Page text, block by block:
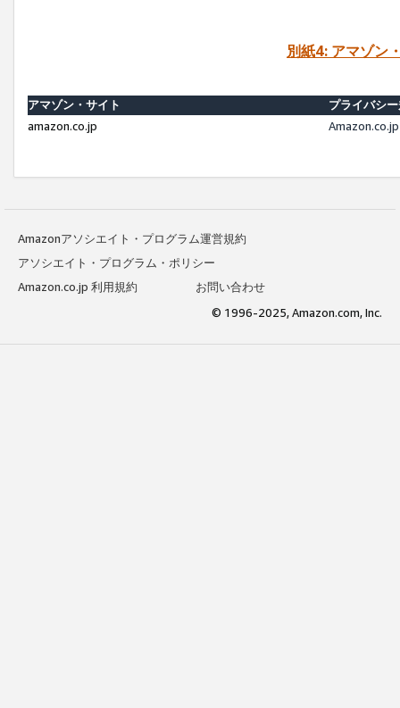
別紙4: アマゾン
アマゾン・サイト
プライバシ
amazon.co.jp
Amazonアソシエイト・プログラム運営規約
アソシエイト・プログラム・ポリシー
Amazon.co.jp 利用規約
お問い合わせ
© 1996-2025, Amazon.com, Inc.